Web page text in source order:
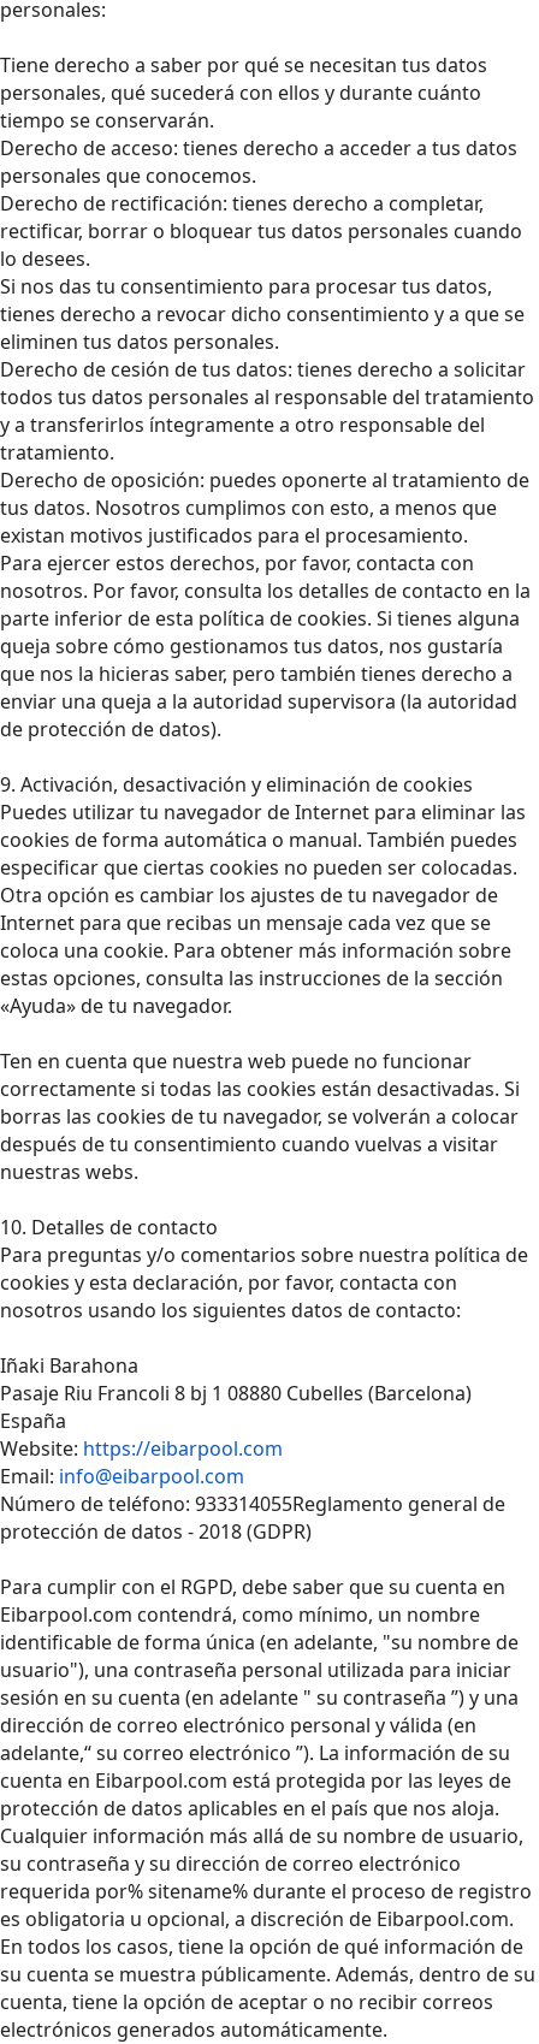
personales:
Tiene derecho a saber por qué se necesitan tus datos
personales, qué sucederá con ellos y durante cuánto
tiempo se conservarán.
Derecho de acceso: tienes derecho a acceder a tus datos
personales que conocemos.
Derecho de rectificación: tienes derecho a completar,
rectificar, borrar o bloquear tus datos personales cuando
lo desees.
Si nos das tu consentimiento para procesar tus datos,
tienes derecho a revocar dicho consentimiento y a que se
eliminen tus datos personales.
Derecho de cesión de tus datos: tienes derecho a solicitar
todos tus datos personales al responsable del tratamiento
y a transferirlos íntegramente a otro responsable del
tratamiento.
Derecho de oposición: puedes oponerte al tratamiento de
tus datos. Nosotros cumplimos con esto, a menos que
existan motivos justificados para el procesamiento.
Para ejercer estos derechos, por favor, contacta con
nosotros. Por favor, consulta los detalles de contacto en la
parte inferior de esta política de cookies. Si tienes alguna
queja sobre cómo gestionamos tus datos, nos gustaría
que nos la hicieras saber, pero también tienes derecho a
enviar una queja a la autoridad supervisora (la autoridad
de protección de datos).
9. Activación, desactivación y eliminación de cookies
Puedes utilizar tu navegador de Internet para eliminar las
cookies de forma automática o manual. También puedes
especificar que ciertas cookies no pueden ser colocadas.
Otra opción es cambiar los ajustes de tu navegador de
Internet para que recibas un mensaje cada vez que se
coloca una cookie. Para obtener más información sobre
estas opciones, consulta las instrucciones de la sección
«Ayuda» de tu navegador.
Ten en cuenta que nuestra web puede no funcionar
correctamente si todas las cookies están desactivadas. Si
borras las cookies de tu navegador, se volverán a colocar
después de tu consentimiento cuando vuelvas a visitar
nuestras webs.
10. Detalles de contacto
Para preguntas y/o comentarios sobre nuestra política de
cookies y esta declaración, por favor, contacta con
nosotros usando los siguientes datos de contacto:
Iñaki Barahona
Pasaje Riu Francoli 8 bj 1 08880 Cubelles (Barcelona)
España
Website: https://eibarpool.com
Email: info@eibarpool.com
Número de teléfono: 933314055Reglamento general de
protección de datos - 2018 (GDPR)
Para cumplir con el RGPD, debe saber que su cuenta en
Eibarpool.com contendrá, como mínimo, un nombre
identificable de forma única (en adelante, "su nombre de
usuario"), una contraseña personal utilizada para iniciar
sesión en su cuenta (en adelante " su contraseña ”) y una
dirección de correo electrónico personal y válida (en
adelante,“ su correo electrónico ”). La información de su
cuenta en Eibarpool.com está protegida por las leyes de
protección de datos aplicables en el país que nos aloja.
Cualquier información más allá de su nombre de usuario,
su contraseña y su dirección de correo electrónico
requerida por% sitename% durante el proceso de registro
es obligatoria u opcional, a discreción de Eibarpool.com.
En todos los casos, tiene la opción de qué información de
su cuenta se muestra públicamente. Además, dentro de su
cuenta, tiene la opción de aceptar o no recibir correos
electrónicos generados automáticamente.